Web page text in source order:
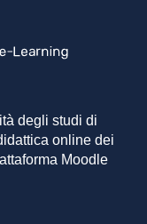
degli studi di
online dei
Moodle